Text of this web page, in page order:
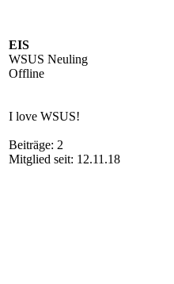
EIS
WSUS Neuling
Offline
I love WSUS!
Beiträge: 2
Mitglied seit: 12.11.18